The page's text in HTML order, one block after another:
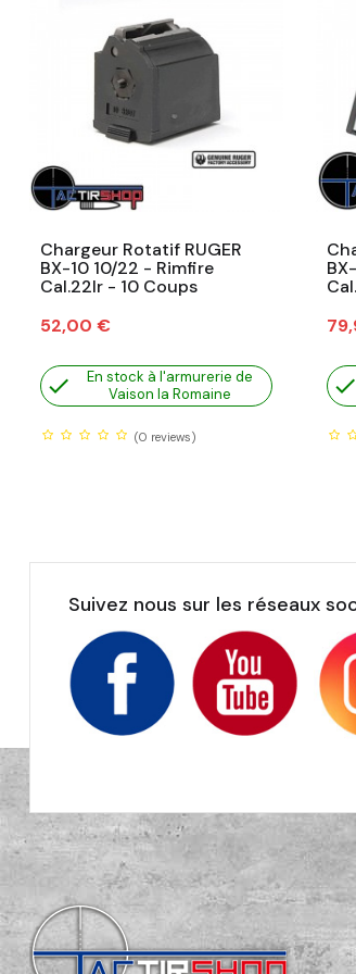
Chargeur Rotatif RUGER
BX-10 10/22 - Rimfire
Cal.22lr - 10 Coups
Prix
52,00 €

En stock à l'armurerie de
Vaison la Romaine
(0 reviews)
Prix

Suivez nous sur les réseaux